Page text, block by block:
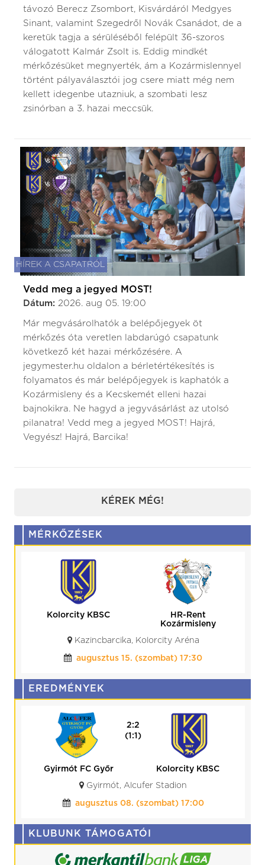
távozó Berecz Zsombort, Kisvárdáról Medgyes
Sinant, valamint Szegedről Novák Csanádot, de a
keretük tagja a sérüléséből felépült 36-szoros
válogatott Kalmár Zsolt is. Eddig mindkét
mérkőzésüket megnyerték, ám a Kozármislennyel
történt pályaválasztói jog csere miatt még nem
kellett idegenbe utazniuk, a szombati lesz
zsinórban a 3. hazai meccsük.
HÍREK A CSAPATRÓL
Vedd meg a jegyed MOST!
Dátum: 2026. aug 05. 19:00
Már megvásárolhatók a belépőjegyek öt
mérkőzés óta veretlen labdarúgó csapatunk
következő két hazai mérkőzésére. A
jegymester.hu oldalon a bérletértékesítés is
folyamatos és már belépőjegyek is kaphatók a
Kozármisleny és a Kecskemét elleni hazai
bajnokikra. Ne hagyd a jegyvásárlást az utolsó
pilanatra! Vedd meg a jegyed MOST! Hajrá,
Vegyész! Hajrá, Barcika!
KÉREK MÉG!
MÉRKŐZÉSEK
Kolorcity KBSC
HR-Rent
Kozármisleny
Kazincbarcika, Kolorcity Aréna
augusztus 15. (szombat) 17:30
EREDMÉNYEK
2:2
(1:1)
Gyirmót FC Győr
Kolorcity KBSC
Gyirmót, Alcufer Stadion
augusztus 08. (szombat) 17:00
KLUBUNK TÁMOGATÓI